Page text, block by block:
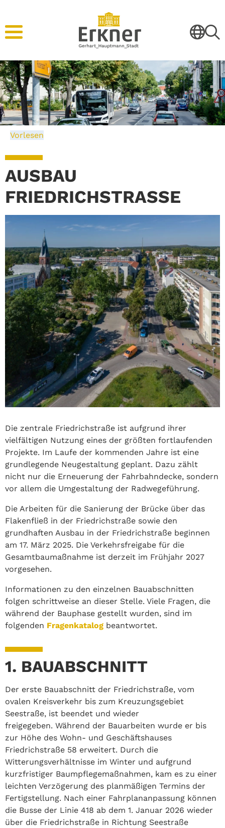
Vorlesen
AUSBAU
FRIEDRICHSTRASSE
Die zentrale Friedrichstraße ist aufgrund ihrer
vielfältigen Nutzung eines der größten fortlaufenden
Projekte. Im Laufe der kommenden Jahre ist eine
grundlegende Neugestaltung geplant. Dazu zählt
nicht nur die Erneuerung der Fahrbahndecke, sondern
vor allem die Umgestaltung der Radwegeführung.
Die Arbeiten für die Sanierung der Brücke über das
Flakenfließ in der Friedrichstraße sowie den
grundhaften Ausbau in der Friedrichstraße beginnen
am 17. März 2025. Die Verkehrsfreigabe für die
Gesamtbaumaßnahme ist derzeit im Frühjahr 2027
vorgesehen.
Informationen zu den einzelnen Bauabschnitten
folgen schrittweise an dieser Stelle. Viele Fragen, die
während der Bauphase gestellt wurden, sind im
folgenden Fragenkatalog beantwortet.
1. BAUABSCHNITT
Der erste Bauabschnitt der Friedrichstraße, vom
ovalen Kreisverkehr bis zum Kreuzungsgebiet
Seestraße, ist beendet und wieder
freigegeben. Während der Bauarbeiten wurde er bis
zur Höhe des Wohn- und Geschäftshauses
Friedrichstraße 58 erweitert. Durch die
Witterungsverhältnisse im Winter und aufgrund
kurzfristiger Baumpflegemaßnahmen, kam es zu einer
leichten Verzögerung des planmäßigen Termins der
Fertigstellung. Nach einer Fahrplananpassung können
die Busse der Linie 418 ab dem 1. Januar 2026 wieder
über die Friedrichstraße in Richtung Seestraße